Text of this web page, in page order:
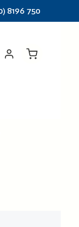
8196 750
Warenkorb